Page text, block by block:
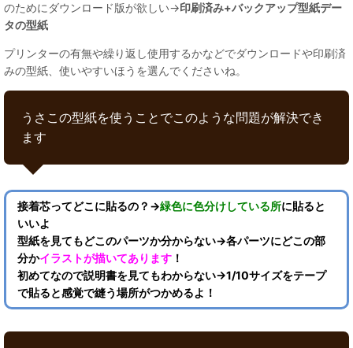
のためにダウンロード版が欲しい→印刷済み+バックアップ型紙デー
タの型紙
プリンターの有無や繰り返し使用するかなどでダウンロードや印刷済
みの型紙、使いやすいほうを選んでくださいね。
うさこの型紙を使うことでこのような問題が解決でき
ます
接着芯ってどこに貼るの？→緑色に色分けしている所に貼ると
いいよ
型紙を見てもどこのパーツか分からない→各パーツにどこの部
分かイラストが描いてあります ！
初めてなので説明書を見てもわからない→1/10サイズをテープ
で貼ると感覚で縫う場所がつかめるよ！